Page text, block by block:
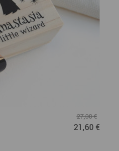
27,00 €
21,60 €